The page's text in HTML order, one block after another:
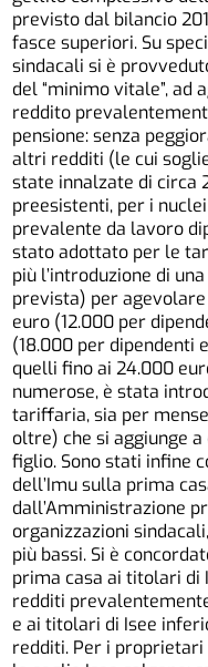
previsto dal bilancio
fasce superiori. Su
sindacali si è
del “minimo vitale”, ad
reddito
pensione: senza
altri redditi (le cui
state innalzate di circa
preesistenti, per i
prevalente da lavoro
stato adottato per le
più l’introduzione di
prevista) per
euro (12.000 per
(18.000 per dipendenti
quelli fino ai 24.000
numerose, è stata
tariffaria, sia per
oltre) che si aggiunge
figlio. Sono stati infine
dell’Imu sulla prima
dall’Amministrazione
organizzazioni
più bassi. Si è
prima casa ai titolari di
redditi
e ai titolari di Isee
redditi. Per i